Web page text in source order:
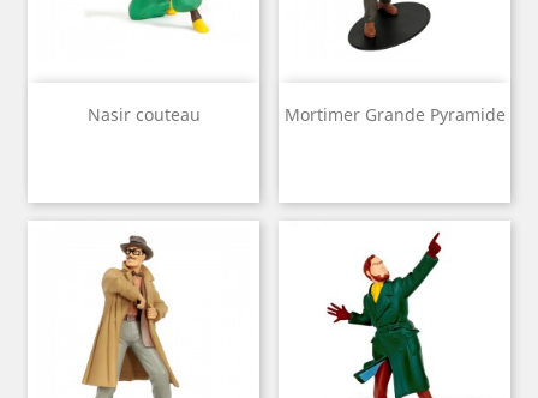
Nasir couteau Mortimer Grande Pyramide